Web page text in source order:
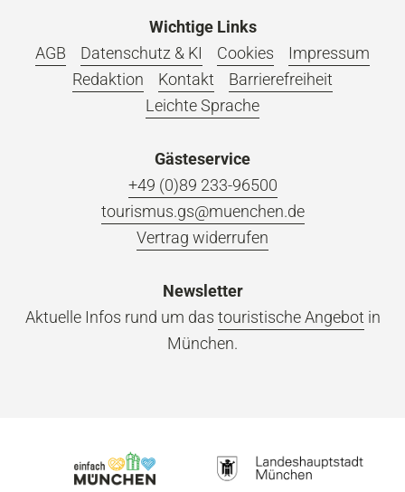
Wichtige Links
AGB
Datenschutz & KI Cookies
Impressum
Redaktion
Kontakt
Barrierefreiheit
Leichte Sprache
Gästeservice
+49 (0)89 233-96500
tourismus.gs@muenchen.de
Vertrag widerrufen
Newsletter
Aktuelle Infos rund um das touristische Angebot in
München.